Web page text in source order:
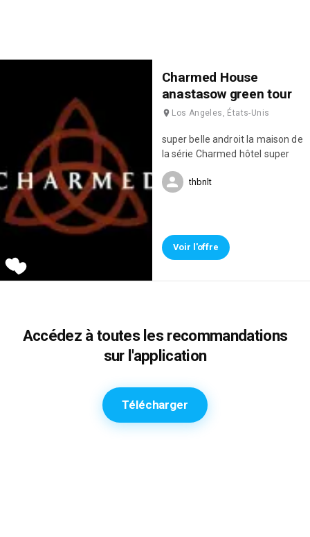
Charmed House
anastasow green tour
Los Angeles, États-Unis
super belle androit la maison de
la série Charmed hôtel super
thbnlt
Voir l'offre
Accédez à toutes les recommandations
sur l'application
Télécharger